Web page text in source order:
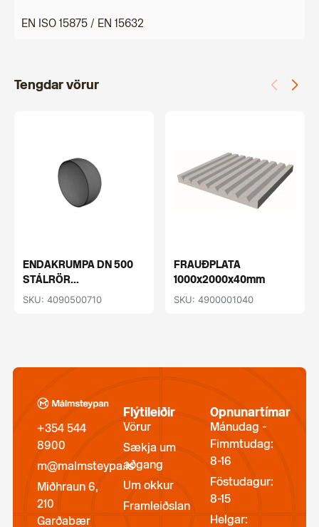
EN ISO 15875 / EN 15632
Tengdar vörur
ENDAKRUMPA DN 500
STÁLRÖR...
SKU: 4090500710
FRAUÐPLATA
1000x2000x40mm
SKU: 4900001040
+354 544
8900
m@malmsteypa.is
Miðhraun 6,
210
Garðabær
Flýtileiðir
Vörur
Sækja um
aðgang
Um okkur
Framleiðslan
Opnunartímar
Mánudag -
Fimmtudag:
8-16
Föstudagur:
8-15
Helgar: